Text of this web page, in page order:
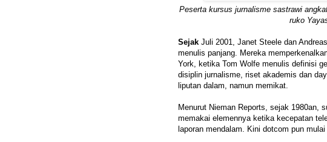
Peserta kursus jurnalisme sastrawi
ruko
Sejak Juli 2001, Janet Steele dan
menulis panjang. Mereka
York, ketika Tom Wolfe menulis definisi
disiplin jurnalisme, riset akademis dan
liputan dalam, namun memikat.
Menurut Nieman Reports, sejak 1980an,
memakai elemennya ketika kecepatan
laporan mendalam. Kini dotcom pun